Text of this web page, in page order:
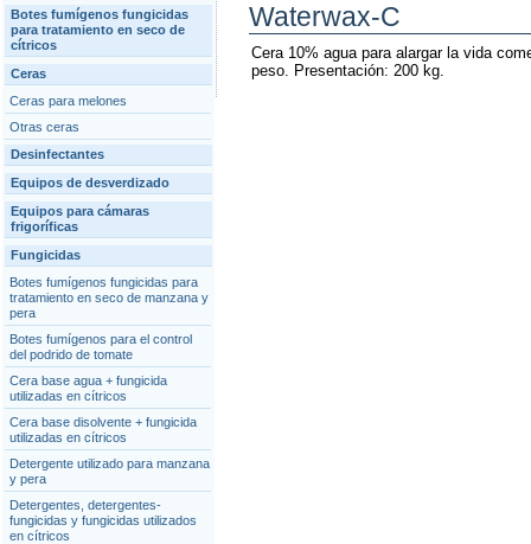
Botes fumígenos fungicidas
para tratamiento en seco de
cítricos
Ceras
Ceras para melones
Otras ceras
Desinfectantes
Equipos de desverdizado
Equipos para cámaras
frigoríficas
Fungicidas
Botes fumígenos fungicidas para
tratamiento en seco de manzana y
pera
Botes fumígenos para el control
del podrido de tomate
Cera base agua + fungicida
utilizadas en cítricos
Cera base disolvente + fungicida
utilizadas en cítricos
Detergente utilizado para manzana
y pera
Detergentes, detergentes-
fungicidas y fungicidas utilizados
en cítricos
Waterwax-C
Cera 10% agua para alargar la vida
peso. Presentación: 200 kg.